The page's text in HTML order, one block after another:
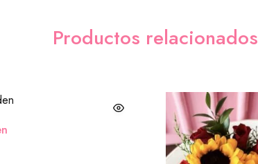
Productos relacionados